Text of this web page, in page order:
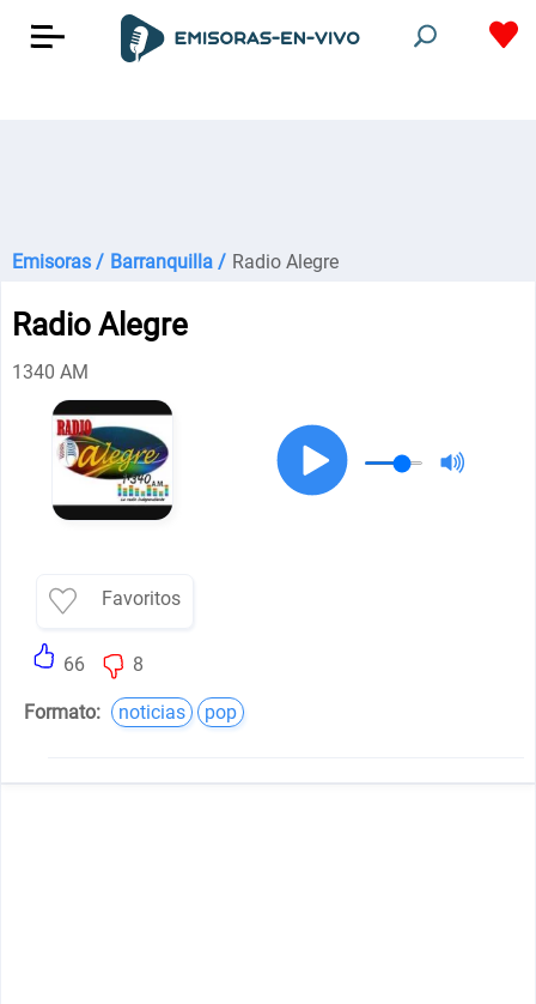
Emisoras / Barranquilla / Radio Alegre
Radio Alegre
1340 AM
Favoritos
66 8
Formato: noticias pop